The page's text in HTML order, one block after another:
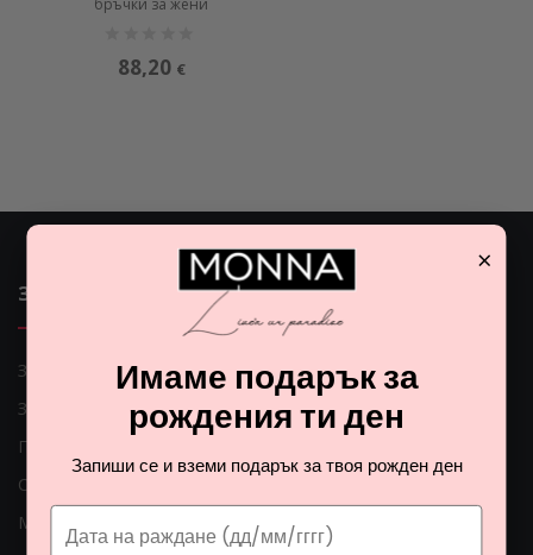
бръчки за жени
88,20 €
ЗАЩО ДА ИЗБЕРЕМ MONNA
Защо да изберем Monna
За нас
Поръчки по телефона
Само оригинални продукти
Мнения на клиентите
×
Имаме подарък за
рождения ти ден
Запиши се и вземи подарък за твоя рожден ден